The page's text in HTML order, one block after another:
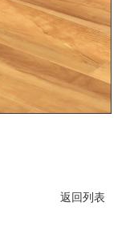
返回列表